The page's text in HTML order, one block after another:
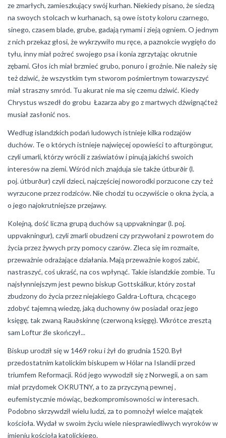
ze zmarłych, zamieszkujący swój kurhan. Niekiedy pisano, że siedzą
na swoych stolcach w kurhanach, są owe istoty koloru czarnego,
sinego, czasem blade, grube, gadają rymami i zieją ogniem. O jednym
z nich przekaz głosi, że wykrzywiło mu ręce, a paznokcie wygięło do
tyłu, inny miał pożreć swojego psa i konia zgrzytając okrutnie
zębami. Głos ich miał brzmieć grubo, ponuro i groźnie. Nie należy się
też dziwić, że wszystkim tym stworom pośmiertnym towarzyszyć
miał straszny smród. Tu akurat nie ma się czemu dziwić. Kiedy
Chrystus wszedł do grobu Łazarza aby go z martwych dźwignąćteż
musiał zasłonić nos.
Według islandzkich podań ludowych istnieje kilka rodzajów
duchów. Te o których istnieje najwięcej opowieści to afturgöngur,
czyli umarli, którzy wrócili z zaświatów i pinują jakichś swoich
interesów na ziemi. Wśród nich znajduja sie także útburðir (l.
poj. útburður) czyli dzieci, najczęściej noworodki porzucone czy też
wyrzucone przez rodziców. Nie chodzi tu oczywiście o okna życia, a
o jego najokrutniejsze przejawy.
Kolejną, dość liczna grupą duchów są uppvakningar (l. poj.
uppvakningur), czyli zmarli obudzeni czy przywołani z powrotem do
życia przez żywych przy pomocy czarów. Zleca się im rozmaite,
przeważnie odrażające działania. Mają przeważnie kogoś zabić,
nastraszyć, coś ukraść, na cos wpłynąć. Takie islandzkie zombie. Tu
najsłynniejszym jest pewno biskup Gottskálkur, który został
zbudzony do życia przez niejakiego Galdra-Loftura, chcącego
zdobyć tajemną wiedzę, jaką duchowny ów posiadał oraz jego
księgę, tak zwaną Rauðskinnę (czerwoną księgę). Wkrótce zresztą
sam Loftur źle skończył...
Biskup urodził się w 1469 roku i żył do grudnia 1520. Był
przedostatnim katolickim biskupem w Hólar na Islandii przed
triumfem Reformacji. Ród jego wywodził się z Norwegii, a on sam
miał przydomek OKRUTNY, a to za przyczyną pewnej ,
eufemistycznie mówiąc, bezkompromisowności w interesach.
Podobno skrzywdził wielu ludzi, za to pomnożył wielce majątek
kościoła. Wydał w swoim życiu wiele niesprawiedliwych wyroków w
imieniu kościoła katolickiego.